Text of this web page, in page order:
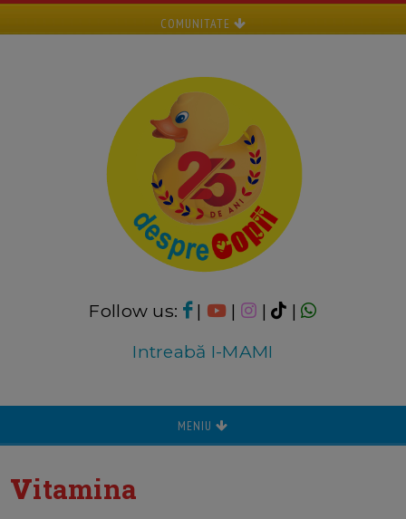
COMUNITATE
Follow us: | | |
|
Intreabă I-MAMI
MENIU
vitamina